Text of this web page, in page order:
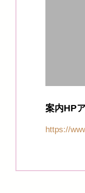
案内HP
https://